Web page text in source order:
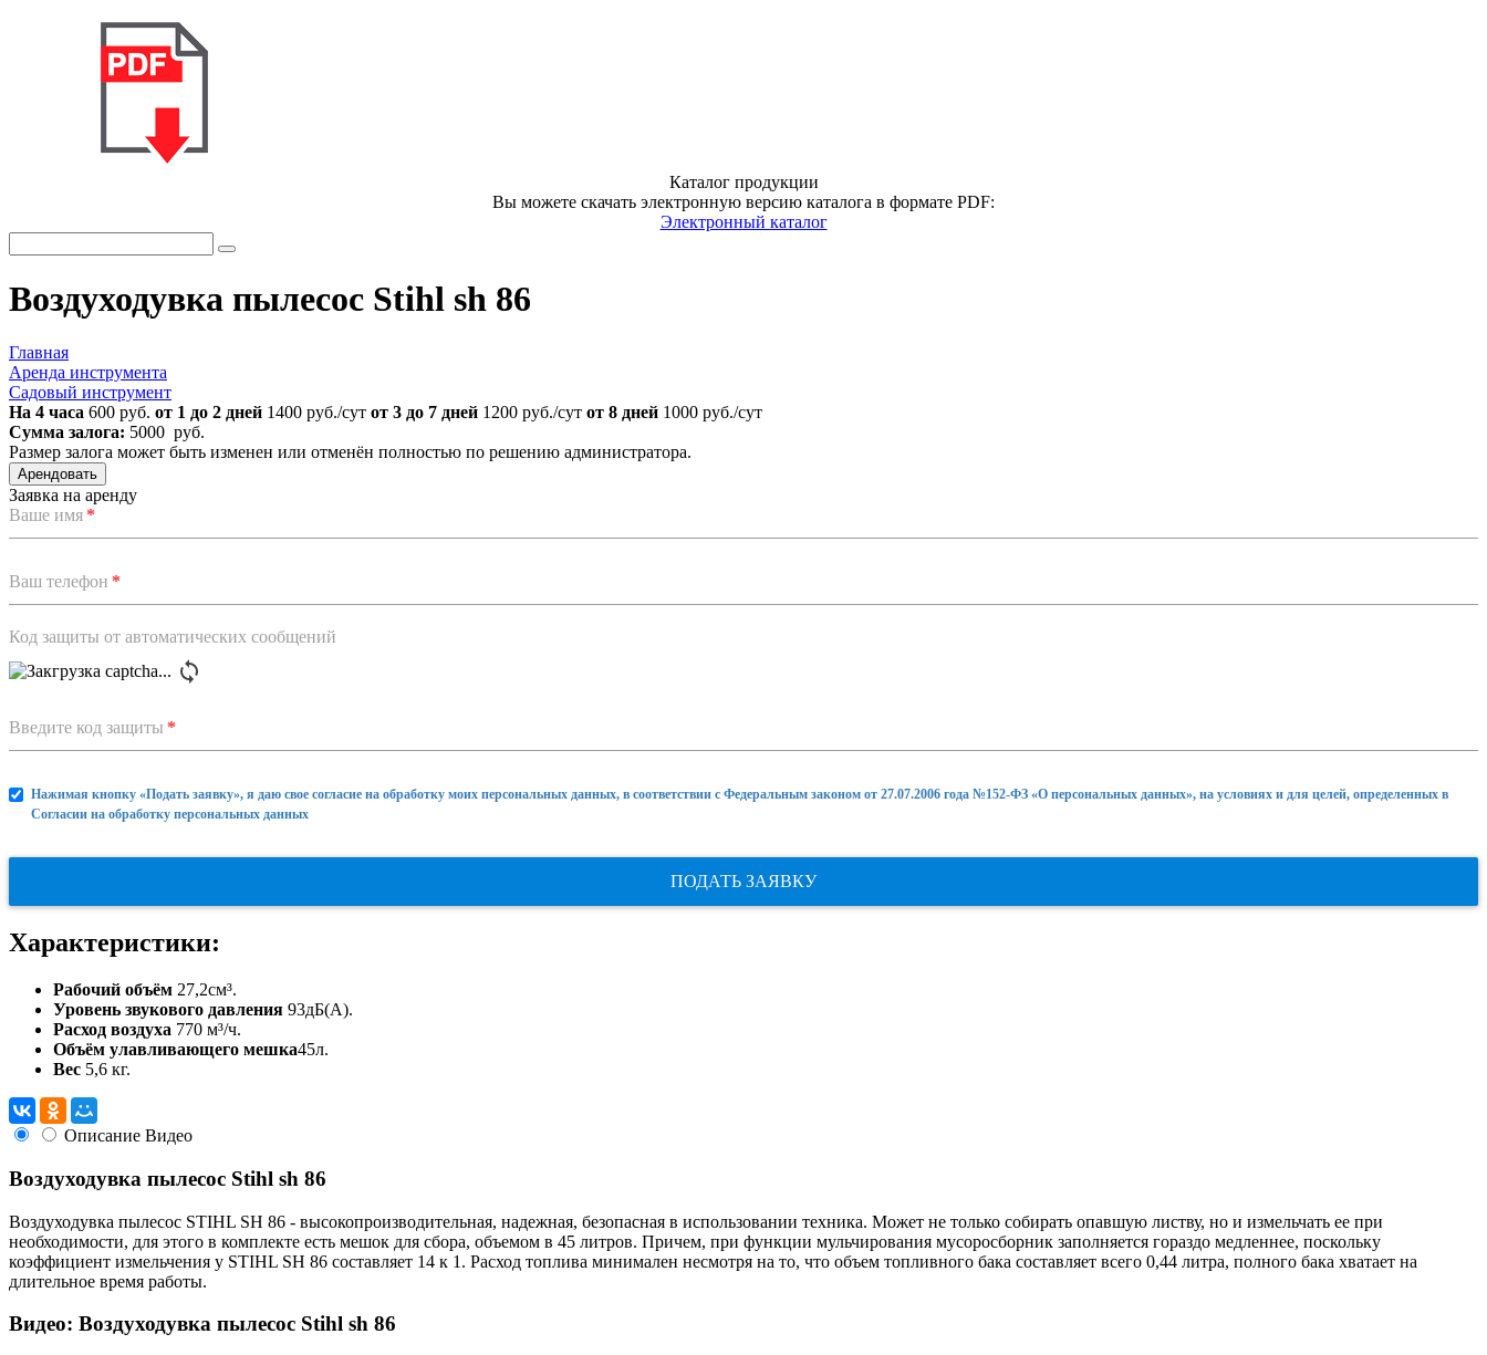
Каталог продукции
Вы можете скачать электронную версию каталога в формате PDF:
Электронный каталог
Воздуходувка пылесос Stihl sh 86
Главная
Аренда инструмента
Садовый инструмент
На 4 часа 600 руб. от 1 до 2 дней 1400 руб./сут от 3 до 7 дней 1200 руб./сут от 8 дней 1000 руб./сут
Сумма залога: 5000 руб.
Размер залога может быть изменен или отменён полностью по решению администратора.
Арендовать
Заявка на аренду
Ваше имя *
Ваш телефон *
Код защиты от автоматических сообщений
Введите код защиты *
Нажимая кнопку «Подать заявку», я даю свое согласие на обработку моих персональных данных, в соответствии с Федеральным законом от 27.07.2006 года №152-ФЗ «О персональных данных», на условиях и для целей, определенных в
Согласии на обработку персональных данных
ПОДАТЬ ЗАЯВКУ
Характеристики:
Рабочий объём 27,2см³.
Уровень звукового давления 93дБ(A).
Расход воздуха 770 м³/ч.
Объём улавливающего мешка45л.
Вес 5,6 кг.
Описание Видео
Воздуходувка пылесос Stihl sh 86
Воздуходувка пылесос STIHL SH 86 - высокопроизводительная, надежная, безопасная в использовании техника. Может не только собирать опавшую листву, но и измельчать ее при
необходимости, для этого в комплекте есть мешок для сбора, объемом в 45 литров. Причем, при функции мульчирования мусоросборник заполняется гораздо медленнее, поскольку
коэффициент измельчения у STIHL SH 86 составляет 14 к 1. Расход топлива минимален несмотря на то, что объем топливного бака составляет всего 0,44 литра, полного бака хватает на
длительное время работы.
Видео: Воздуходувка пылесос Stihl sh 86